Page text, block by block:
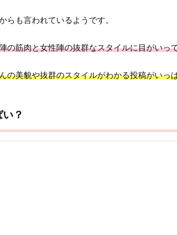
らも言われているようです。
の筋肉と女性陣の抜群なスタイルに目がいっ
の美貌や抜群のスタイルがわかる投稿がいっ
？